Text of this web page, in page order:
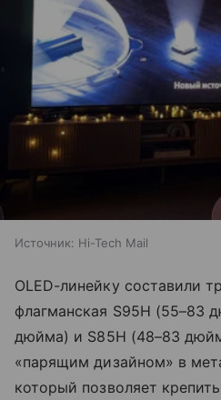
Источник: Hi-Tech Mail
OLED-линейку составили
флагманская S95H (55–83
дюйма) и S85H (48–83
«парящим дизайном» в
который позволяет